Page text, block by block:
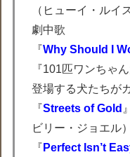
（ヒューイ・ルイ
劇中歌
『Why Should I
『101匹ワンちゃ
登場する犬たちが
『Streets of Gold
ビリー・ジョエル）
『 Perfect Isn’t